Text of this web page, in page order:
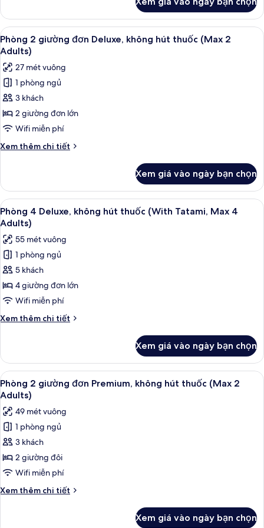
thuốc
(Max
2
Adults)
Phòng
giường
đơn
Superior,
không
hút
thuốc
(Max
2
Xem
tất
cả
ảnh
Phòng
2
giường
đơn
Deluxe,
không
thuốc
(Max
2
Adults)
Phòng 2 giường đơn Deluxe, không
12
Phòng 2 giường đơn Deluxe, không hút thuốc (Max 2
Adults)
27 mét vuông
1 phòng ngủ
3 khách
2 giường đơn lớn
Wifi miễn phí
Xem thêm chi tiết
Chi
Phòng
giường
đơn
Deluxe,
không
hút
thuốc
(Max
2
Xem giá vào ngày bạn chọn
Xem
tất
cả
ảnh
Phòng
4
Deluxe,
không
hút
thuốc
Tatami,
Max
4
Adults)
Phòng 4 Deluxe, không hút thuốc
12
Phòng 4 Deluxe, không hút thuốc (With Tatami, Max 4
Adults)
55 mét vuông
1 phòng ngủ
5 khách
4 giường đơn lớn
Wifi miễn phí
Xem thêm chi tiết
Chi
Phòng
4
Deluxe,
không
thuốc
(With
Tatami,
Max
4
Xem giá vào ngày bạn chọn
Xem
tất
cả
ảnh
Phòng
2
giường
đơn
Premium,
không
Phòng 2 giường đơn Premium,
11
Phòng 2 giường đơn Premium, không hút thuốc (Max 2
Adults)
49 mét vuông
1 phòng ngủ
3 khách
2 giường đôi
Wifi miễn phí
Xem thêm chi tiết
Chi
Xem giá vào ngày bạn chọn